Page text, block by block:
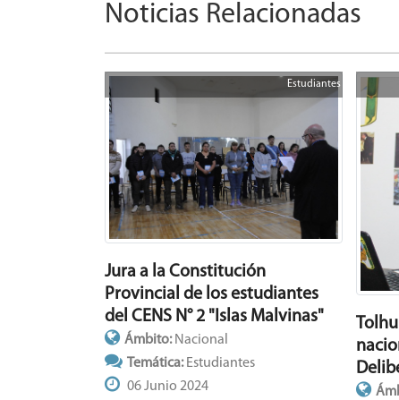
Noticias Relacionadas
Estudiantes
Jura a la Constitución
Provincial de los estudiantes
del CENS N° 2 "Islas Malvinas"
Ámbito:Nacional
Temática:Estudiantes
06 Junio 2024